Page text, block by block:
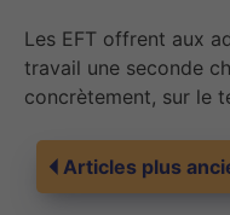
Les EFT offrent aux
travail une seconde
concrètement, sur le
Navigation
Articles plus